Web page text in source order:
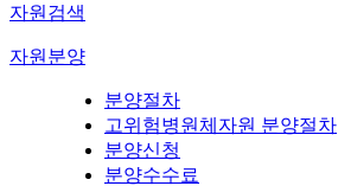
자원검색
자원분양
분양절차
고위험병원체자원 분양절차
분양신청
분양수수료